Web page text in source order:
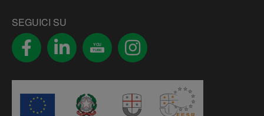
SEGUICI SU
YOU
TUBE